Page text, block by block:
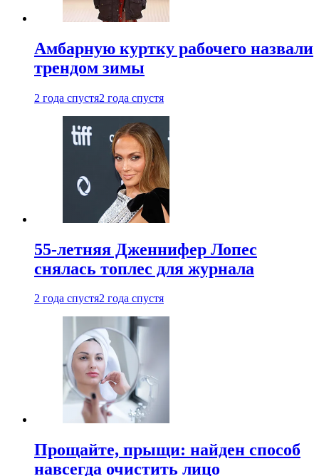
Амбарную куртку рабочего назвали
трендом зимы
2 года спустя2 года спустя
55-летняя Дженнифер Лопес
снялась топлес для журнала
2 года спустя2 года спустя
Прощайте, прыщи: найден способ
навсегда очистить лицо